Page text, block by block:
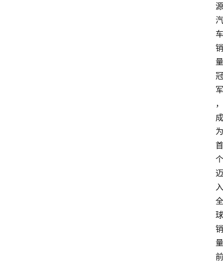
源
汽
车
销
量
冠
军
，
成
为
首
个
迈
入
全
球
销
量
前